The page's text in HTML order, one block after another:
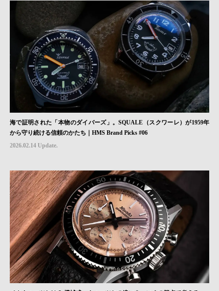
海で証明された「本物のダイバーズ」。SQUALE（スクワーレ）が1959年
から守り続ける信頼のかたち｜HMS Brand Picks #06
2026.02.14 Update.